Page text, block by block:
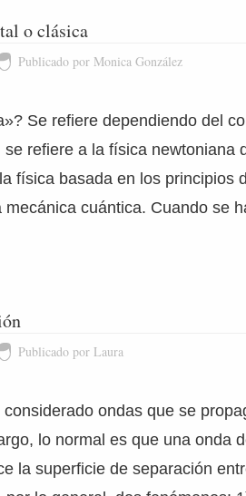
o clásica
Publicado por Monica González
Se refiere dependiendo del
refiere a la física newtoniana
física basada en los principios
mecánica cuántica. Cuando se
Publicado por Laura
ondas que se
lo normal es que una onda
la superficie de separación